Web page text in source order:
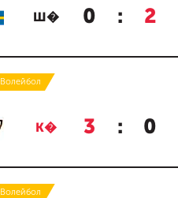
Ш� 0 : 2
Волейбол
К� 3 : 0
Волейбол